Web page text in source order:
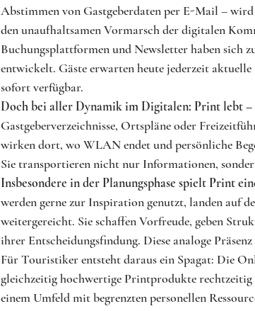
Abstimmen von Gastgeberdaten per E-Mail –
den unaufhaltsamen Vormarsch der digitalen
Buchungsplattformen und Newsletter haben sich
entwickelt. Gäste erwarten heute jederzeit
sofort verfügbar.
Doch bei aller Dynamik im Digitalen: Print lebt
Gastgeberverzeichnisse, Ortspläne oder
wirken dort, wo WLAN endet und persönliche
Sie transportieren nicht nur Informationen,
Insbesondere in der Planungsphase spielt Print
werden gerne zur Inspiration genutzt, landen auf
weitergereicht. Sie schaffen Vorfreude, geben
ihrer Entscheidungsfindung. Diese analoge
Für Touristiker entsteht daraus ein Spagat: Die
gleichzeitig hochwertige Printprodukte
einem Umfeld mit begrenzten personellen